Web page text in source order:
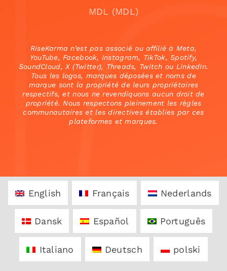
MDL (MDL)
RiseKarma n’est pas associé ou affilié à Meta,
YouTube, Facebook, Instagram, TikTok, Spotify,
SoundCloud, X (Twitter), Threads, Twitch ou LinkedIn.
Tous les logos, marques déposées et noms de
marque sont la propriété de leurs propriétaires
respectifs, et nous ne revendiquons aucun droit de
propriété. Nous respectons pleinement les règles
communautaires et les directives établies par ces
plateformes et marques.
English Français Nederlands
Dansk Español Português
Italiano Deutsch polski